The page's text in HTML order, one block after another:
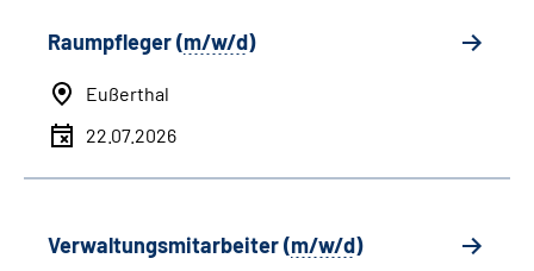
Raumpfleger (m/w/d)
Eußerthal
22.07.2026
Verwaltungsmitarbeiter (m/w/d)